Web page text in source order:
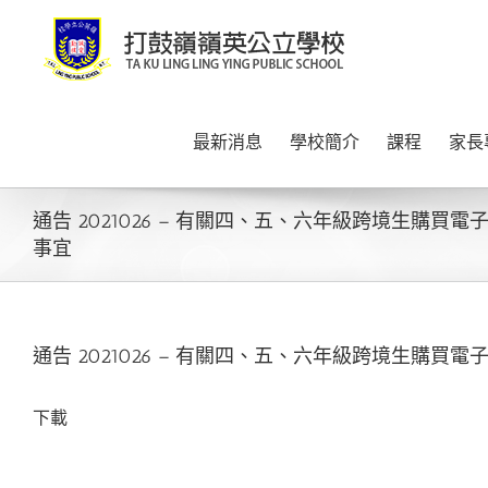
content
最新消息 學校簡介 課程 家
通告 2021026 – 有關四、五、六年級跨境生購買電
事宜
通告 2021026 – 有關四、五、六年級跨境生購買電
下載